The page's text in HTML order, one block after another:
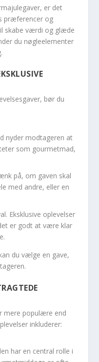
er det
præferencer og
skabe værdi og glæde
du nøgleelementer
bør du
nyder modtageren at
som gourmetmad,
på, om gaven skal
med andre, eller en
Eksklusive oplevelser
er godt at være klar
du vælge en gave,
mere populære end
inkluderer:
har en central rolle i